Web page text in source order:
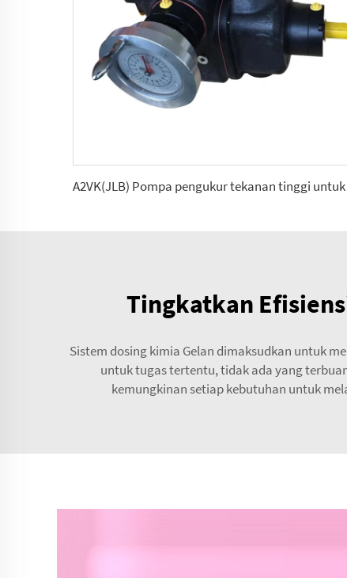
Tingkatkan
Sistem dosing kimia Gelan dimaksudkan untuk
untuk tugas tertentu, tidak ada yang
kemungkinan setiap kebutuhan untuk